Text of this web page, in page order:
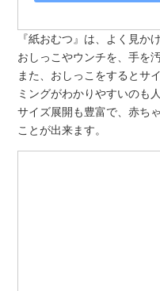
『紙おむつ』は、よく見か
おしっこやウンチを、手を
また、おしっこをするとサ
ミングがわかりやすいのも
サイズ展開も豊富で、赤ち
ことが出来ます。